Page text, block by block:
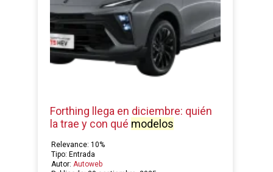
Forthing llega en diciembre: quién
la trae y con qué modelos
Relevance: 10%
Tipo: Entrada
Autor: Autoweb